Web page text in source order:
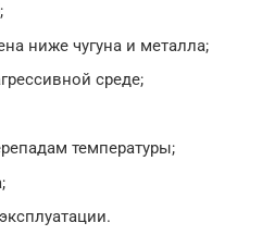
ниже чугуна и металла;
среде;
температуры;